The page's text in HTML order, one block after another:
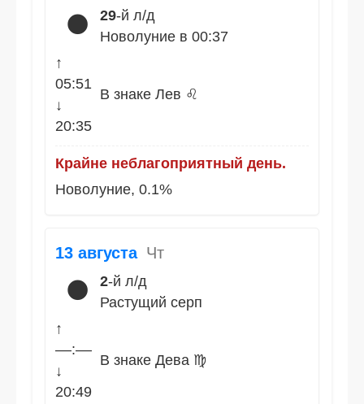
🌑 29-й л/д
Новолуние в 00:37
↑
05:51
↓
20:35
В знаке Лев ♌
Крайне неблагоприятный день.
Новолуние, 0.1%
13 августа Чт
🌑 2-й л/д
Растущий серп
↑
––:––
↓
20:49
В знаке Дева ♍